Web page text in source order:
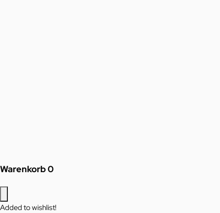
Warenkorb0
Added to wishlist!